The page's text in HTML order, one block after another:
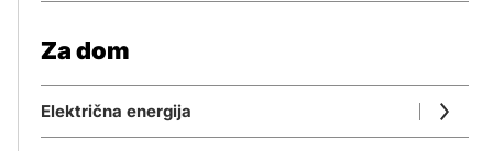
Za dom
Električna energija